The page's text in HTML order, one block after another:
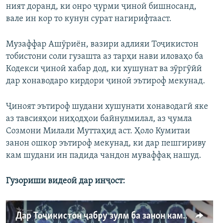
ният доранд, ки онро ҷурми ҷиноӣ бишносанд,
вале ин кор то кунун сурат нагирифтааст.
Музаффар Ашӯриён, вазири адлияи Тоҷикистон
тобистони соли гузашта аз тарҳи нави иловаҳо ба
Кодекси ҷиноӣ хабар дод, ки хушунат ва зӯргӯйӣ
дар хонаводаро кирдори ҷиноӣ эътироф мекунад.
Ҷиноят эътироф шудани хушунати хонаводагӣ яке
аз тавсияҳои ниҳодҳои байнулмилал, аз ҷумла
Созмони Милали Муттаҳид аст. Ҳоло Кумитаи
занон ошкор эътироф мекунад, ки дар пешгириву
кам шудани ин падида чандон муваффақ нашуд.
Гузориши видеоӣ дар инҷост:
Дар Тоҷикистон ҷабру зулм ба занон кам нашудааст